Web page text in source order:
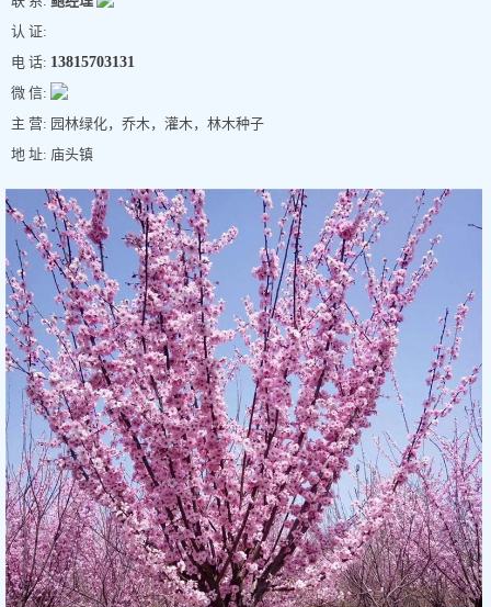
认 证:
电 话: 13815703131
微 信:
主 营: 园林绿化，乔木，灌木，林木种子
地 址: 庙头镇